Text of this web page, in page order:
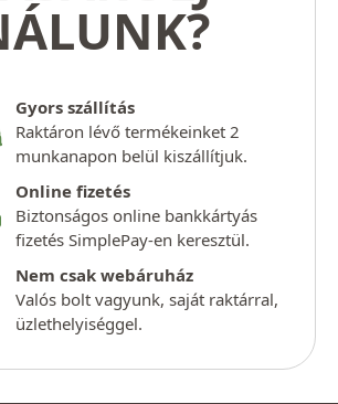
Gyors szállítás
Raktáron lévő termékeinket 2
munkanapon belül kiszállítjuk.
Online fizetés
Biztonságos online bankkártyás
fizetés SimplePay-en keresztül.
Nem csak webáruház
Valós bolt vagyunk, saját raktárral,
üzlethelyiséggel.